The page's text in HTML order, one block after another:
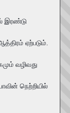
இரண்டு
ஏற்படும்.
வழிவது
நெற்றியில்